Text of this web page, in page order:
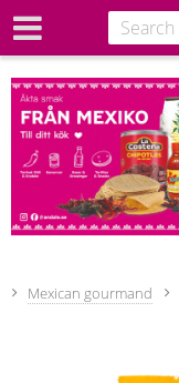
Mexican gourmand